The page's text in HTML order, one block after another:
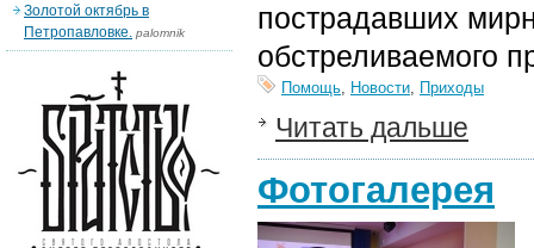
пострадавших
обстреливаемого
Помощь, Новости, Приходы
Читать дальше
Фотогалерея
Золотой октябрь в
Петропавловке. palomnik